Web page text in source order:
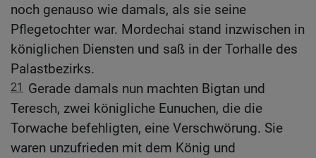
noch genauso wie damals, als sie seine
Pflegetochter war. Mordechai stand inzwischen in
königlichen Diensten und saß in der Torhalle des
Palastbezirks.
21 Gerade damals nun machten Bigtan und
Teresch, zwei königliche Eunuchen, die die
Torwache befehligten, eine Verschwörung. Sie
waren unzufrieden mit dem König und